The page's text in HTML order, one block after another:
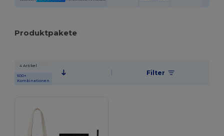
Produktpakete
Filter
4 Artikel
500+
Kombinationen